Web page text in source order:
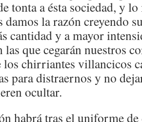
tonta a ésta sociedad, y
damos la razón creyendo
cantidad y a mayor
las que cegarán nuestros
chirriantes villancicos
para distraernos y no
ocultar.
habrá tras el uniforme de